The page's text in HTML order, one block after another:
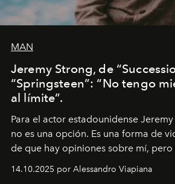
MAN
Jeremy Strong, de
“Springsteen”: “No tengo
al límite”.
Para el actor estadounidense
no es una opción. Es una forma de
de que hay opiniones sobre mí,
demasiado en cómo me perciben.
pérdida de tiempo", afirma.
14.10.2025 por Alessandro Viapiana